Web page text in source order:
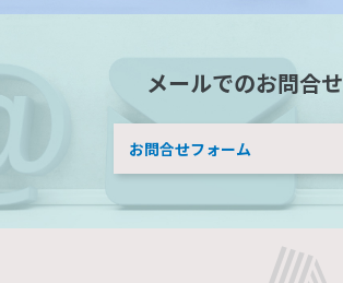
メールでのお問合せ
お問合せフォーム